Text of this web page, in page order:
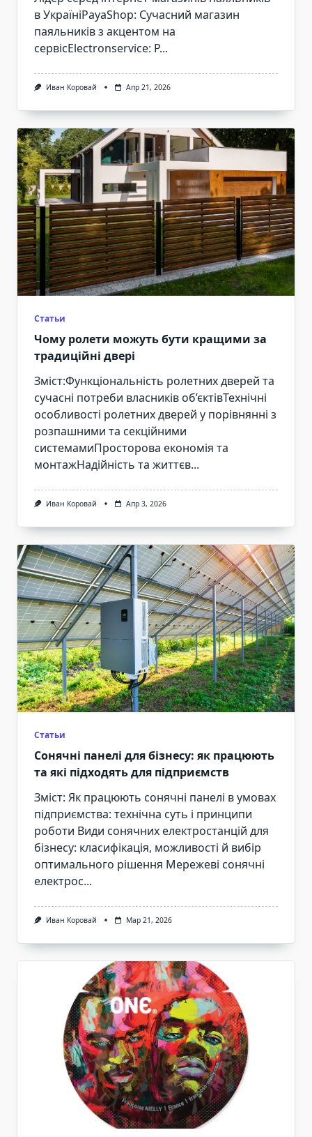
в УкраїніPayaShop: Сучасний магазин
паяльників з акцентом на
сервісElectronservice: Р...
Иван Коровай Апр 21, 2026
Статьи
Чому ролети можуть бути кращими за
традиційні двері
Зміст:Функціональність ролетних дверей та
сучасні потреби власників об’єктівТехнічні
особливості ролетних дверей у порівнянні з
розпашними та секційними
системамиПросторова економія та
монтажНадійність та життєв...
Иван Коровай Апр 3, 2026
Статьи
Сонячні панелі для бізнесу: як працюють
та які підходять для підприємств
Зміст: Як працюють сонячні панелі в умовах
підприємства: технічна суть і принципи
роботи Види сонячних електростанцій для
бізнесу: класифікація, можливості й вибір
оптимального рішення Мережеві сонячні
електрос...
Иван Коровай Мар 21, 2026